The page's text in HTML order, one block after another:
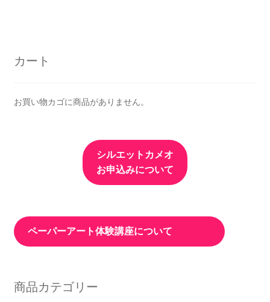
カート
お買い物カゴに商品がありません。
シルエットカメオ
お申込みについて
ペーパーアート体験講座について
商品カテゴリー